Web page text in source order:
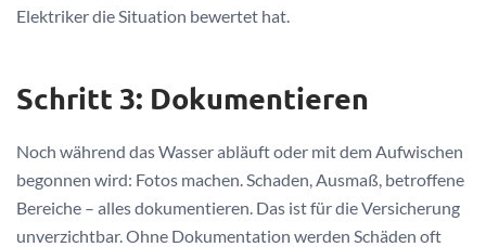
Elektriker die Situation bewertet hat.
Schritt 3: Dokumentieren
Noch während das Wasser abläuft oder mit dem Aufwischen
begonnen wird: Fotos machen. Schaden, Ausmaß, betroffene
Bereiche – alles dokumentieren. Das ist für die Versicherung
unverzichtbar. Ohne Dokumentation werden Schäden oft